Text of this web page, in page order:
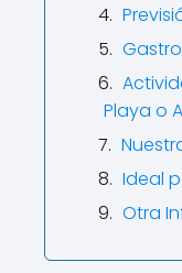
Playa o
Ideal
Otra